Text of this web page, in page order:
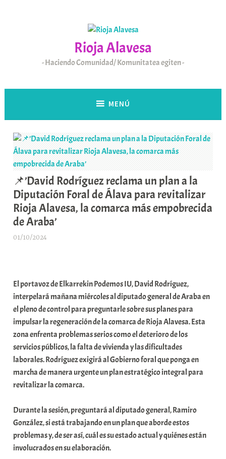
Rioja Alavesa
Haciendo Comunidad/ Komunitatea egiten
MENÚ
📌’David Rodríguez reclama un plan a la
Diputación Foral de Álava para revitalizar
Rioja Alavesa, la comarca más empobrecida
de Araba’
01/10/2024
a
r
E
r
r
i
o
x
a
o
m
u
n
El portavoz de Elkarrekin Podemos IU, David Rodríguez,
interpelará mañana miércoles al diputado general de Araba en
el pleno de control para preguntarle sobre sus planes para
impulsar la regeneración de la comarca de Rioja Alavesa. Esta
zona enfrenta problemas serios como el deterioro de los
servicios públicos, la falta de vivienda y las dificultades
laborales. Rodríguez exigirá al Gobierno foral que ponga en
marcha de manera urgente un plan estratégico integral para
revitalizar la comarca.
Durante la sesión, preguntará al diputado general, Ramiro
González, si está trabajando en un plan que aborde estos
problemas y, de ser así, cuál es su estado actual y quiénes están
involucrados en su elaboración.